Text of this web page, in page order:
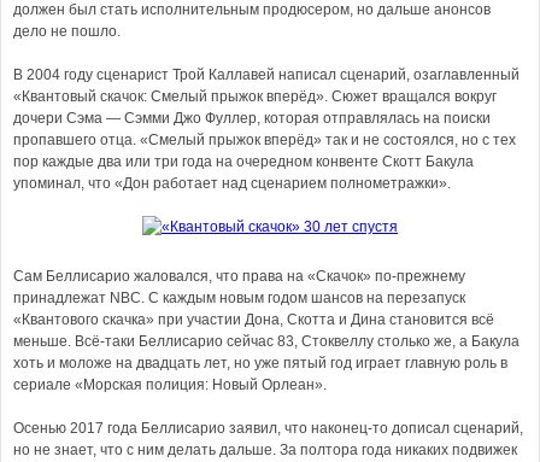
должен был стать исполнительным продюсером, но дальше анонсов
дело не пошло.
В 2004 году сценарист Трой Каллавей написал сценарий, озаглавленный
«Квантовый скачок: Смелый прыжок вперёд». Сюжет вращался вокруг
дочери Сэма — Сэмми Джо Фуллер, которая отправлялась на поиски
пропавшего отца. «Смелый прыжок вперёд» так и не состоялся, но с тех
пор каждые два или три года на очередном конвенте Скотт Бакула
упоминал, что «Дон работает над сценарием полнометражки».
Сам Беллисарио жаловался, что права на «Скачок» по-прежнему
принадлежат NBC. С каждым новым годом шансов на перезапуск
«Квантового скачка» при участии Дона, Скотта и Дина становится всё
меньше. Всё-таки Беллисарио сейчас 83, Стоквеллу столько же, а Бакула
хоть и моложе на двадцать лет, но уже пятый год играет главную роль в
сериале «Морская полиция: Новый Орлеан».
Осенью 2017 года Беллисарио заявил, что наконец-то дописал сценарий,
но не знает, что с ним делать дальше. За полтора года никаких подвижек